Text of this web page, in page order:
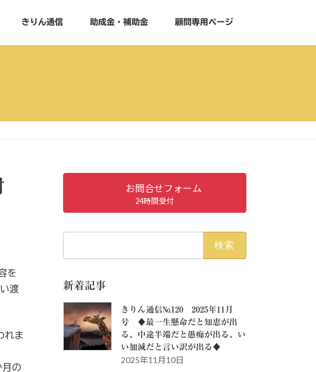
きりん通信 助成金・補助金 顧問専用ページ
を
渡
れま
の
お問合せフォーム
24時間受付
新着記事
きりん通信№120 2025年11月
号 ♦最一生懸命だと知恵が出
る、中途半端だと愚痴が出る、い
い加減だと言い訳が出る♦
2025年11月10日